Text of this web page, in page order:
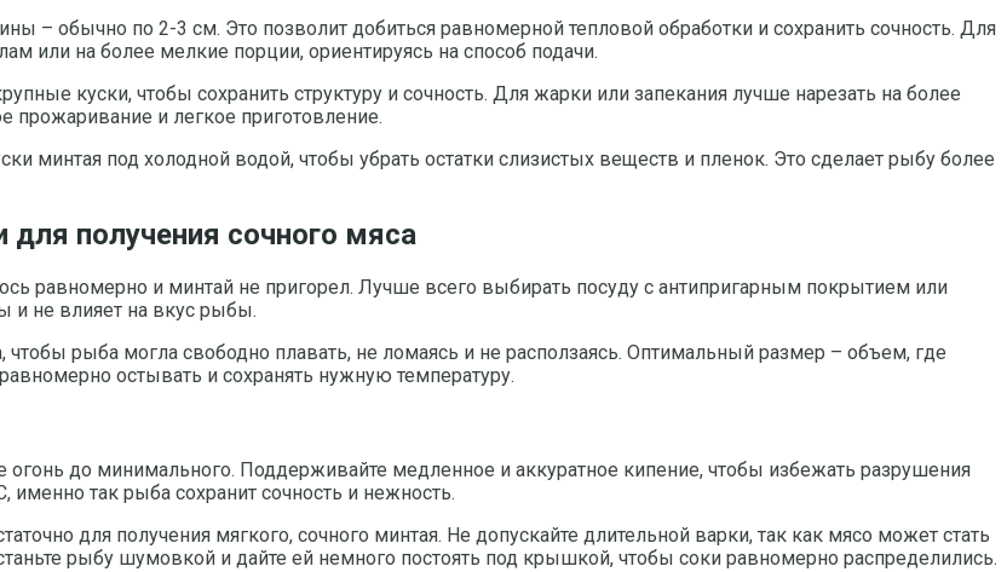
– обычно по 2-3 см. Это позволит добиться равномерной тепловой обработки и сохранить сочность. Для
или на более мелкие порции, ориентируясь на способ подачи.
куски, чтобы сохранить структуру и сочность. Для жарки или запекания лучше нарезать на более
прожаривание и легкое приготовление.
минтая под холодной водой, чтобы убрать остатки слизистых веществ и пленок. Это сделает рыбу более
получения сочного мяса
равномерно и минтай не пригорел. Лучше всего выбирать посуду с антипригарным покрытием или
и не влияет на вкус рыбы.
чтобы рыба могла свободно плавать, не ломаясь и не расползаясь. Оптимальный размер – объем, где
остывать и сохранять нужную температуру.
до минимального. Поддерживайте медленное и аккуратное кипение, чтобы избежать разрушения
именно так рыба сохранит сочность и нежность.
для получения мягкого, сочного минтая. Не допускайте длительной варки, так как мясо может стать
рыбу шумовкой и дайте ей немного постоять под крышкой, чтобы соки равномерно распределились.